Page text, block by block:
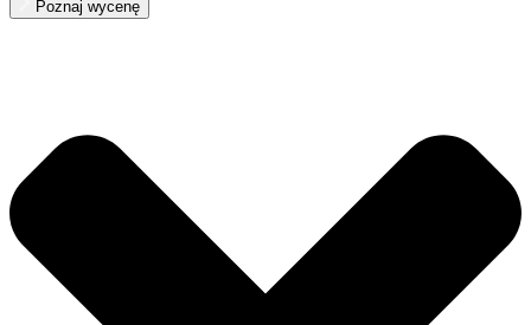
Poznaj wycenę